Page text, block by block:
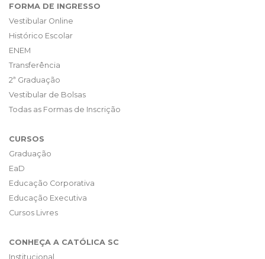
FORMA DE INGRESSO
Vestibular Online
Histórico Escolar
ENEM
Transferência
2ª Graduação
Vestibular de Bolsas
Todas as Formas de Inscrição
CURSOS
Graduação
EaD
Educação Corporativa
Educação Executiva
Cursos Livres
CONHEÇA A CATÓLICA SC
Institucional